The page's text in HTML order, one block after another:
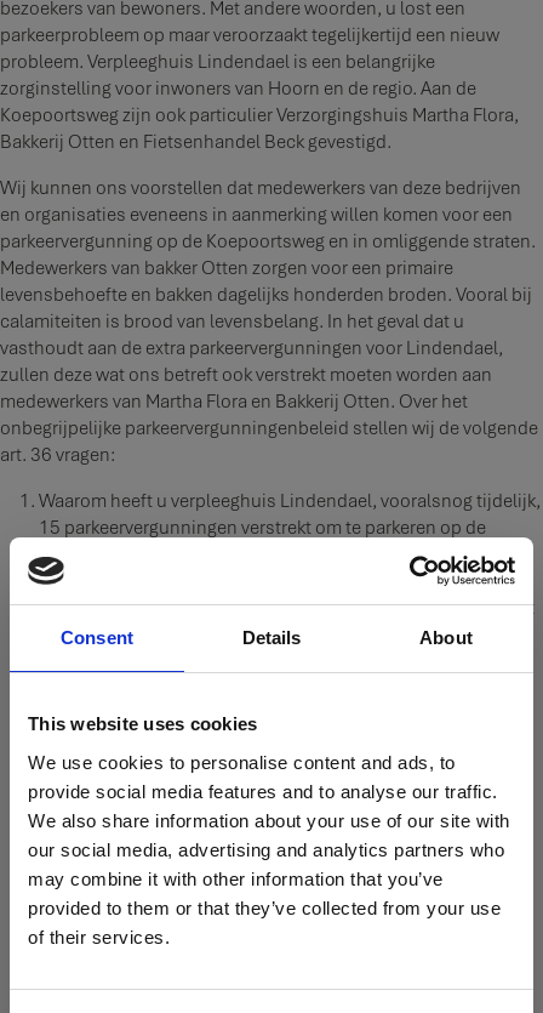
Consent Details About
This website uses cookies
We use cookies to personalise content and ads, to
provide social media features and to analyse our traffic.
We also share information about your use of our site with
our social media, advertising and analytics partners who
may combine it with other information that you’ve
provided to them or that they’ve collected from your use
of their services.
bezoekers van bewoners. Met andere woorden, u lost een
parkeerprobleem op maar veroorzaakt tegelijkertijd een nieuw
probleem. Verpleeghuis Lindendael is een belangrijke
zorginstelling voor inwoners van Hoorn en de regio. Aan de
Koepoortsweg zijn ook particulier Verzorgingshuis Martha Flora,
Bakkerij Otten en Fietsenhandel Beck gevestigd.
Wij kunnen ons voorstellen dat medewerkers van deze bedrijven
en organisaties eveneens in aanmerking willen komen voor een
parkeervergunning op de Koepoortsweg en in omliggende straten.
Medewerkers van bakker Otten zorgen voor een primaire
levensbehoefte en bakken dagelijks honderden broden. Vooral bij
calamiteiten is brood van levensbelang. In het geval dat u
vasthoudt aan de extra parkeervergunningen voor Lindendael,
zullen deze wat ons betreft ook verstrekt moeten worden aan
medewerkers van Martha Flora en Bakkerij Otten. Over het
onbegrijpelijke parkeervergunningenbeleid stellen wij de volgende
art. 36 vragen:
Waarom heeft u verpleeghuis Lindendael, vooralsnog tijdelijk,
15 parkeervergunningen verstrekt om te parkeren op de
Koepoortsweg? Hoe verhoudt het verstrekken van de
vergunningen zich tot de op 28 oktober jl. vastgestelde
uitbreiding van het parkeervergunninggebied ? Waarom heeft
u de buurt niet vooraf betrokken bij of geïnformeerd over de
parkeervergunningen gevolgen heeft voor de
bewoners van de Koepoortsweg en omgeving?
Hanteert u voor de medewerkers van bijvoorbeeld Bakkerij
Otten en verpleeghuis Martha Flora het beginsel dat iedereen
in gelijke gevallen gelijk behandeld moet worden?
Waarom heeft u medewerkers en bezoekers van het
ziekenhuis als parkeerder uit de wijk Hoorn-Noord verwijderd
en mogen vervolgens medewerkers van Lindendael in